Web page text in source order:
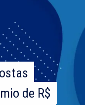
de R$
de R$